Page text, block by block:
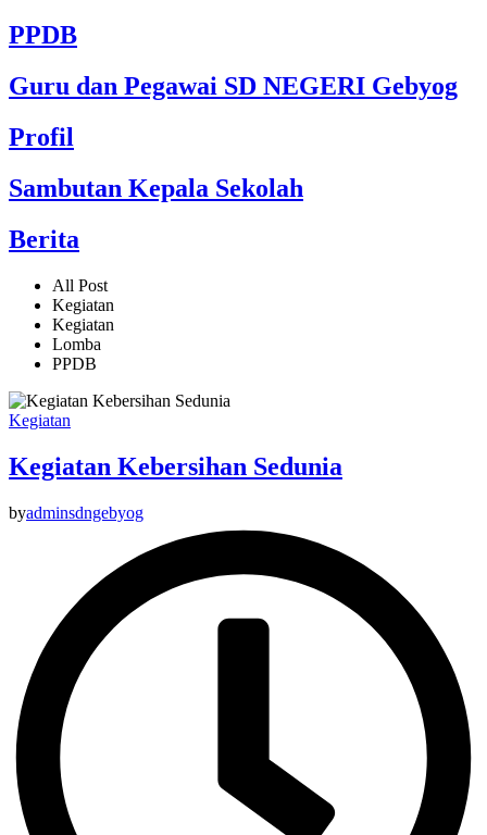
PPDB
Guru dan Pegawai SD NEGERI Gebyog
Profil
Sambutan Kepala Sekolah
Berita
All Post
Kegiatan
Kegiatan
Lomba
PPDB
Kegiatan
Kegiatan Kebersihan Sedunia
byadminsdngebyog